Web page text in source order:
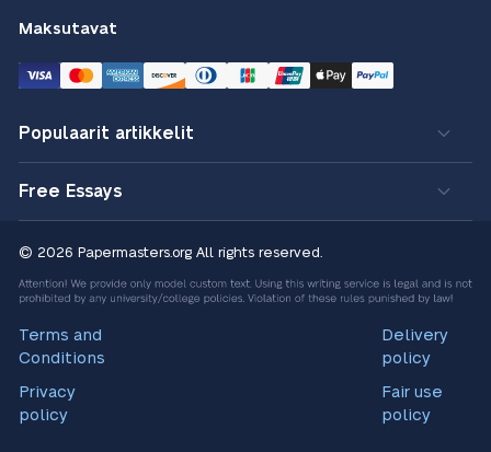
Maksutavat
Populaarit artikkelit
Free Essays
© 2026 Papermasters.org All rights reserved.
Terms and
Conditions
Privacy
policy
Delivery
policy
Fair use
policy